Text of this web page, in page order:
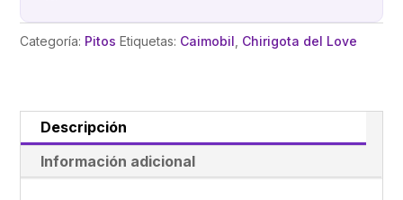
Mod
Categoría: Pitos Etiquetas: Caimobil Chirigota del Love
Descripción
Información adicional